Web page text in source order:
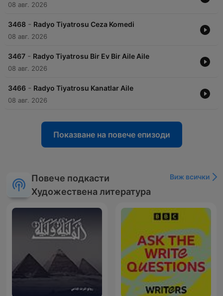
08 авг. 2026
3468 - Radyo Tiyatrosu Ceza Komedi
08 авг. 2026
3467 - Radyo Tiyatrosu Bir Ev Bir Aile Aile
08 авг. 2026
3466 - Radyo Tiyatrosu Kanatlar Aile
08 авг. 2026
Показване на повече епизоди
Повече подкасти
Художествена литература
Виж всички